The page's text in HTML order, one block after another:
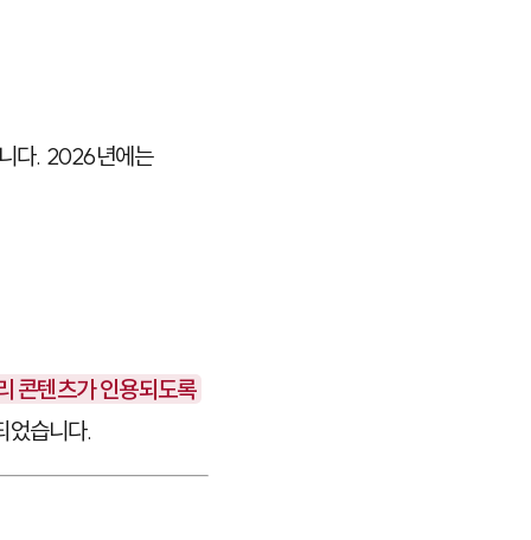
다. 2026년에는
콘텐츠가 인용되도록
었습니다.